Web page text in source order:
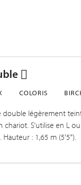
COLORIS
double légèrement
chariot. S’utilise en L
Hauteur : 1,65 m (5'5").